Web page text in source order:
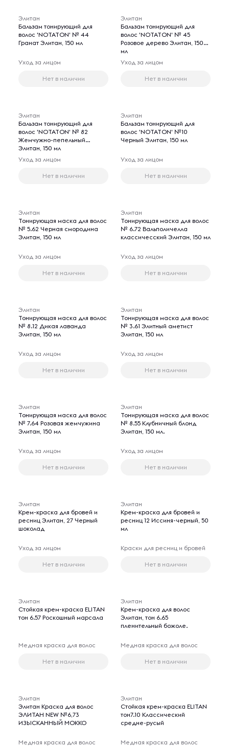
Элитан
Бальзам тонирующий для
волос 'NOTATON' № 44
Гранат Элитан, 150 мл
Уход за лицом
Нет в наличии
Элитан
Бальзам тонирующий для
волос 'NOTATON' № 45
Розовое дерево Элитан, 150
мл
Уход за лицом
Нет в наличии
Элитан
Бальзам тонирующий для
волос 'NOTATON' № 82
Жемчужно-пепельный
Элитан, 150 мл
Уход за лицом
Нет в наличии
Элитан
Бальзам тонирующий для
волос 'NOTATON' №10
Черный Элитан, 150 мл
Уход за лицом
Нет в наличии
Элитан
Тонирующая маска для волос
№ 5.62 Черная смородина
Элитан, 150 мл
Уход за лицом
Нет в наличии
Элитан
Тонирующая маска для волос
№ 6.72 Вальполичелла
классичесский Элитан, 150 мл
Уход за лицом
Нет в наличии
Элитан
Тонирующая маска для волос
№ 8.12 Дикая лаванда
Элитан, 150 мл
Уход за лицом
Нет в наличии
Элитан
Тонирующая маска для волос
№ 3.61 Элитный аметист
Элитан, 150 мл
Уход за лицом
Нет в наличии
Элитан
Тонирующая маска для волос
№ 7.64 Розовая жемчужина
Элитан, 150 мл
Уход за лицом
Нет в наличии
Элитан
Тонирующая маска для волос
№ 8.55 Клубничный блонд
Элитан, 150 мл.
Уход за лицом
Нет в наличии
Элитан
Крем-краска для бровей и
ресниц Элитан, 27 Черный
шоколад
Уход за лицом
Нет в наличии
Элитан
Крем-краска для бровей и
ресниц 12 Иссиня-черный, 50
мл
Краски для ресниц и бровей
Нет в наличии
Элитан
Стойкая крем-краска ELITAN
тон 6.57 Роскошный марсала
Медная краска для волос
Нет в наличии
Элитан
Крем-краска для волос
Элитан, тон 6.65
пленительный божоле.
Медная краска для волос
Нет в наличии
Элитан
Элитан Краска для волос
ЭЛИТАН NEW №6,73
ИЗЫСКАННЫЙ МОККО
Медная краска для волос
Элитан
Стойкая крем-краска ELITAN
тон7.10 Классический
средне-русый
Медная краска для волос